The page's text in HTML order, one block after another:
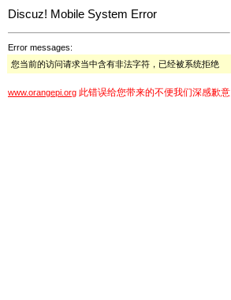
Discuz! Mobile System Error
Error messages:
您当前的访问请求当中含有非法字符，已经被系统拒绝
www.orangepi.org 此错误给您带来的不便我们深感歉意